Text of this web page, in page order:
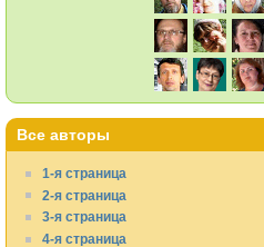
Все авторы
1-я страница
2-я страница
3-я страница
4-я страница